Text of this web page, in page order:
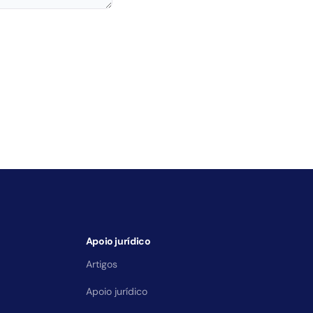
Apoio jurídico
Artigos
Apoio jurídico